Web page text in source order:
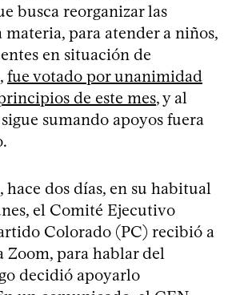
busca reorganizar las
materia, para atender a niños,
en situación de
fue votado por unanimidad
de este mes, y al
sumando apoyos fuera
hace dos días, en su habitual
el Comité Ejecutivo
Colorado (PC) recibió a
Zoom, para hablar del
decidió apoyarlo